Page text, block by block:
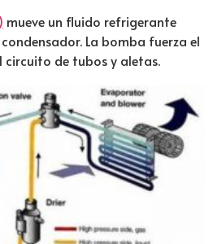
mueve un fluido refrigerante
La bomba fuerza el
de tubos y aletas.